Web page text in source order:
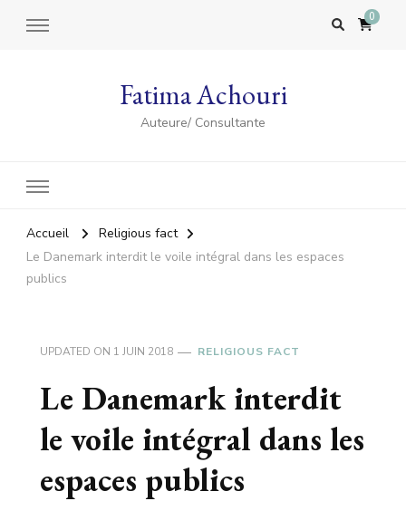
0
Fatima Achouri
Auteure/ Consultante
Accueil
Religious fact
Le Danemark interdit le voile intégral dans les espaces
publics
UPDATED ON 1 JUIN 2018 RELIGIOUS FACT
Le Danemark interdit
le voile intégral dans les
espaces publics